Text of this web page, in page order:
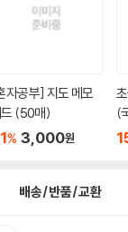
자공부] 지도 메모
(50매)
% 3,000원
(
배송/반품/교환